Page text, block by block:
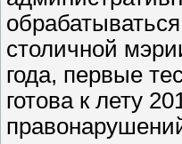
столичной
года, первые
готова к лету